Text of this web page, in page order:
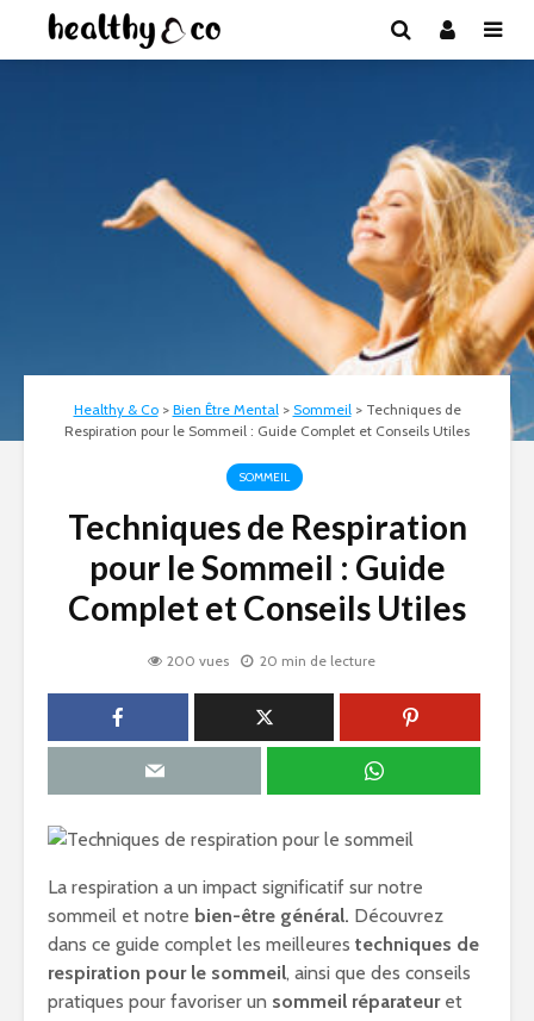
Healthy & Co> Bien Être Mental> Sommeil> Techniques de
Respiration pour le Sommeil : Guide Complet et Conseils Utiles
SOMMEIL
Techniques de Respiration
pour le Sommeil : Guide
Complet et Conseils Utiles
200 vues 20 min de lecture
La respiration a un impact significatif sur notre
sommeil et notre bien-être général. Découvrez
dans ce guide complet les meilleures techniques de
respiration pour le sommeil, ainsi que des conseils
pratiques pour favoriser un sommeil réparateuret